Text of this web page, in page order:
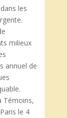
les
milieux
annuel de
Témoins,
le 4